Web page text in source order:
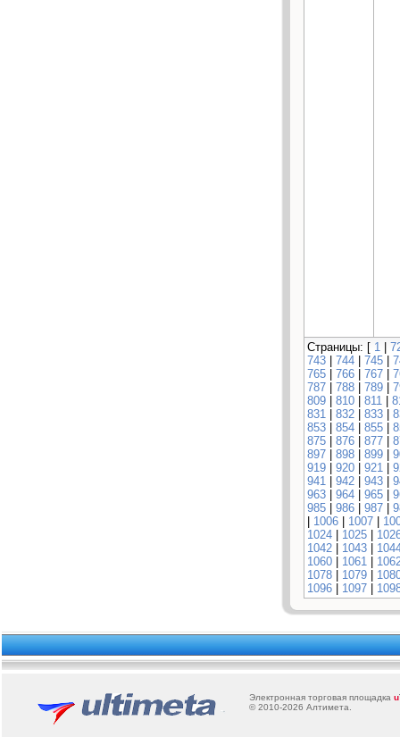
Страницы: [ 1 |
743 | 744 | 745 |
765 | 766 | 767 |
787 | 788 | 789 |
809 | 810 | 811 |
831 | 832 | 833 |
853 | 854 | 855 |
875 | 876 | 877 |
897 | 898 | 899 |
919 | 920 | 921 |
941 | 942 | 943 |
963 | 964 | 965 |
985 | 986 | 987 |
| 1006 | 1007 |
1024 | 1025 |
1042 | 1043 |
1060 | 1061 |
1078 | 1079 |
1096 | 1097 |
Электронная торговая площадка u
© 2010-2026 Алтимета